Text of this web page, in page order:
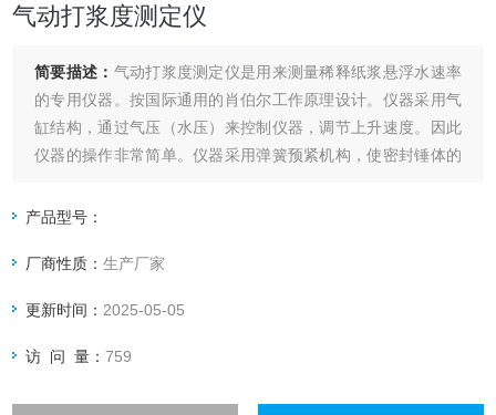
气动打浆度测定仪
简要描述： 气动打浆度测定仪是用来测量稀释纸浆悬浮水速率
的专用仪器。按国际通用的肖伯尔工作原理设计。仪器采用气
缸结构，通过气压（水压）来控制仪器，调节上升速度。因此
仪器的操作非常简单。仪器采用弹簧预紧机构，使密封锤体的
性。ISO 5267-1《纸浆—滤水性能的测定—第1部分：肖伯尔
勒法
产品型号：
厂商性质：生产厂家
更新时间： 2025-05-05
访 问 量：759